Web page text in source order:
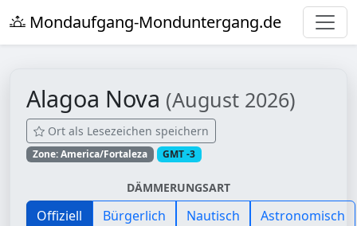
Mondaufgang-Monduntergang.de
Alagoa Nova (August 2026)
Ort als Lesezeichen speichern
Zone: America/Fortaleza GMT -3
DÄMMERUNGSART
Offiziell Bürgerlich Nautisch Astronomisch